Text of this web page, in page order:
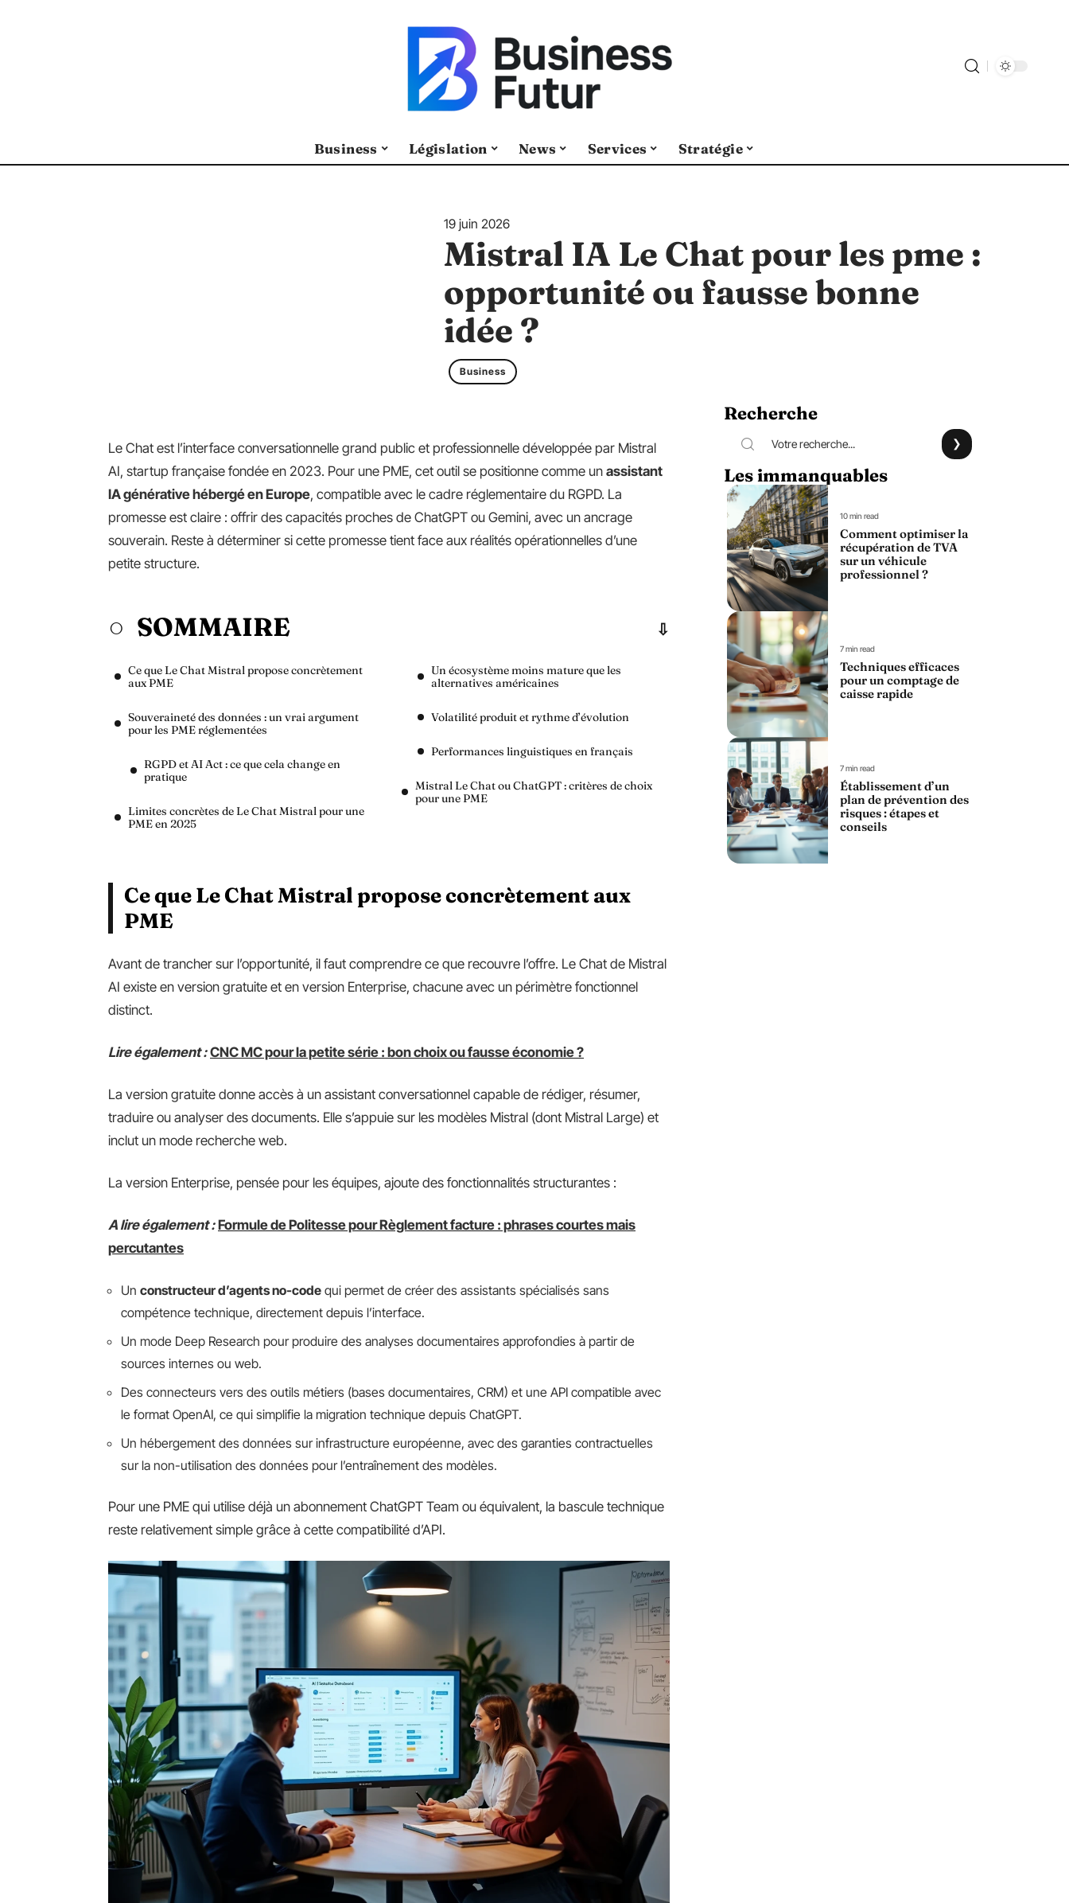
Business Législation News Services Stratégie
19 juin 2026
Mistral IA Le Chat pour les pme :
opportunité ou fausse bonne
idée ?
Business
Le Chat est l’interface conversationnelle grand public et professionnelle développée par Mistral
AI, startup française fondée en 2023. Pour une PME, cet outil se positionne comme un assistant
IA générative hébergé en Europe, compatible avec le cadre réglementaire du RGPD. La
promesse est claire : offrir des capacités proches de ChatGPT ou Gemini, avec un ancrage
souverain. Reste à déterminer si cette promesse tient face aux réalités opérationnelles d’une
petite structure.
SOMMAIRE
Ce que Le Chat Mistral propose concrètement
aux PME
Souveraineté des données : un vrai argument
pour les PME réglementées
RGPD et AI Act : ce que cela change en
pratique
Limites concrètes de Le Chat Mistral pour une
PME en 2025
Un écosystème moins mature que les
alternatives américaines
Volatilité produit et rythme d’évolution
Performances linguistiques en français
Mistral Le Chat ou ChatGPT : critères de choix
pour une PME
Ce que Le Chat Mistral propose concrètement aux
PME
Avant de trancher sur l’opportunité, il faut comprendre ce que recouvre l’offre. Le Chat de Mistral
AI existe en version gratuite et en version Enterprise, chacune avec un périmètre fonctionnel
distinct.
Lire également : CNC MC pour la petite série : bon choix ou fausse économie ?
La version gratuite donne accès à un assistant conversationnel capable de rédiger, résumer,
traduire ou analyser des documents. Elle s’appuie sur les modèles Mistral (dont Mistral Large) et
inclut un mode recherche web.
La version Enterprise, pensée pour les équipes, ajoute des fonctionnalités structurantes :
A lire également : Formule de Politesse pour Règlement facture : phrases courtes mais
percutantes
Un constructeur d’agents no-code qui permet de créer des assistants spécialisés sans
compétence technique, directement depuis l’interface.
Un mode Deep Research pour produire des analyses documentaires approfondies à partir de
sources internes ou web.
Des connecteurs vers des outils métiers (bases documentaires, CRM) et une API compatible avec
le format OpenAI, ce qui simplifie la migration technique depuis ChatGPT.
Un hébergement des données sur infrastructure européenne, avec des garanties contractuelles
sur la non-utilisation des données pour l’entraînement des modèles.
Pour une PME qui utilise déjà un abonnement ChatGPT Team ou équivalent, la bascule technique
reste relativement simple grâce à cette compatibilité d’API.
Recherche
Les immanquables
10 min read
Comment optimiser la
récupération de TVA
sur un véhicule
professionnel ?
7 min read
Techniques efficaces
pour un comptage de
caisse rapide
7 min read
Établissement d’un
plan de prévention des
risques : étapes et
conseils